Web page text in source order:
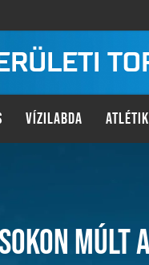
VÍZILABDA
MÚLT